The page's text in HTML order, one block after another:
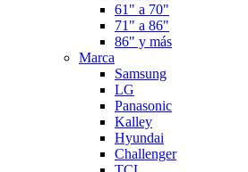
61" a 70"
71" a 86"
86" y más
Marca
Samsung
LG
Panasonic
Kalley
Hyundai
Challenger